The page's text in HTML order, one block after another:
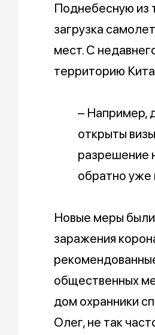
Поднебесную из
загрузка
мест. С
территорию
– Например,
открыты
разрешение
обратно уже
Новые меры были
заражения
общественных
дом охранники
Олег, не так